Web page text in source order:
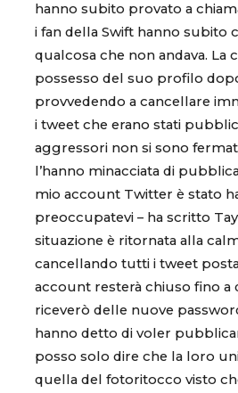
hanno subito provato a
i fan della Swift hanno subito
qualcosa che non andava. La
possesso del suo profilo
provvedendo a cancellare
i tweet che erano stati
aggressori non si sono
l’hanno minacciata di
mio account Twitter è stato
preoccupatevi – ha scritto
situazione è ritornata alla
cancellando tutti i tweet
account resterà chiuso fino a
riceverò delle nuove
hanno detto di voler
posso solo dire che la loro
quella del fotoritocco visto